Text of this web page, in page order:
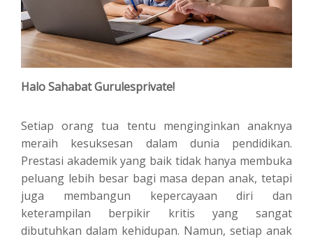
Halo Sahabat Gurulesprivate!
Setiap orang tua tentu menginginkan anaknya
meraih kesuksesan dalam dunia pendidikan.
Prestasi akademik yang baik tidak hanya membuka
peluang lebih besar bagi masa depan anak, tetapi
juga membangun kepercayaan diri dan
keterampilan berpikir kritis yang sangat
dibutuhkan dalam kehidupan. Namun, setiap anak